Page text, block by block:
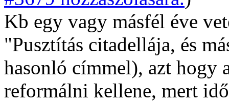
Kb egy vagy másfél éve
"Pusztítás citadellája, és
hasonló címmel), azt hogy
reformálni kellene, mert